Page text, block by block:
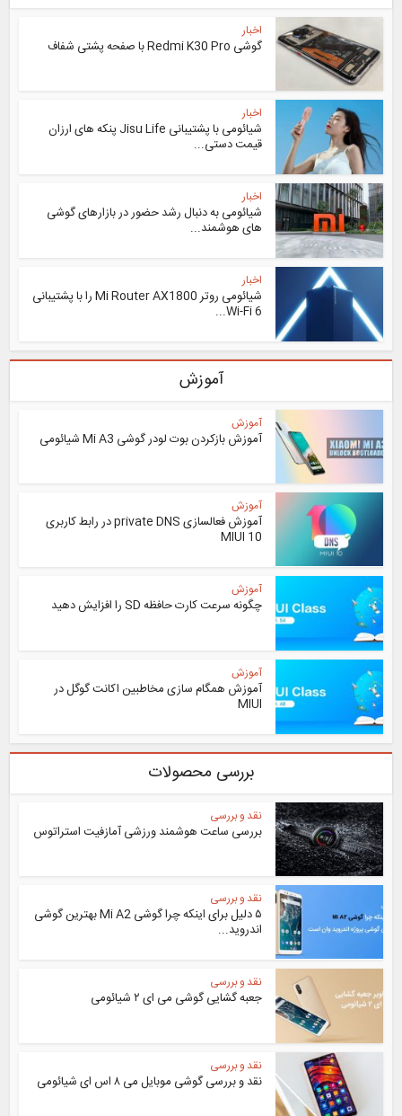
اخبار
گوشی Redmi K30 Pro با صفحه پشتی شفاف
اخبار
شیائومی با پشتیبانی Jisu Life پنکه های ارزان
قیمت دستی...
اخبار
شیائومی به دنبال رشد حضور در بازارهای گوشی
های هوشمند...
اخبار
شیائومی روتر Mi Router AX1800 را با پشتیبانی
Wi-Fi 6...
آموزش
آموزش
آموزش بازکردن بوت لودر گوشی Mi A3 شیائومی
آموزش
آموزش فعالسازی private DNS در رابط کاربری
MIUI 10
آموزش
چگونه سرعت کارت حافظه SD را افزایش دهید
آموزش
آموزش همگام سازی مخاطبین اکانت گوگل در
MIUI
بررسی محصولات
نقد و بررسی
بررسی ساعت هوشمند ورزشی آمازفیت استراتوس
نقد و بررسی
۵ دلیل برای اینکه چرا گوشی Mi A2 بهترین گوشی
اندروید...
نقد و بررسی
جعبه گشایی گوشی می ای ۲ شیائومی
نقد و بررسی
نقد و بررسی گوشی موبایل می ۸ اس ای شیائومی